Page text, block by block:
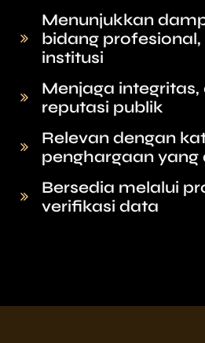
Menunjukkan
bidang
institusi
Menjaga integritas,
reputasi publik
Relevan dengan
penghargaan yang
Bersedia melalui
verifikasi data